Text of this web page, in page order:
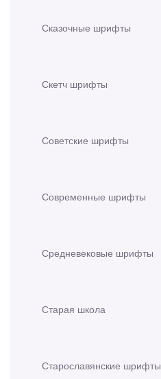
Сказочные шрифты
Скетч шрифты
Советские шрифты
Современные шрифты
Средневековые шрифты
Старая школа
Старославянские шрифты